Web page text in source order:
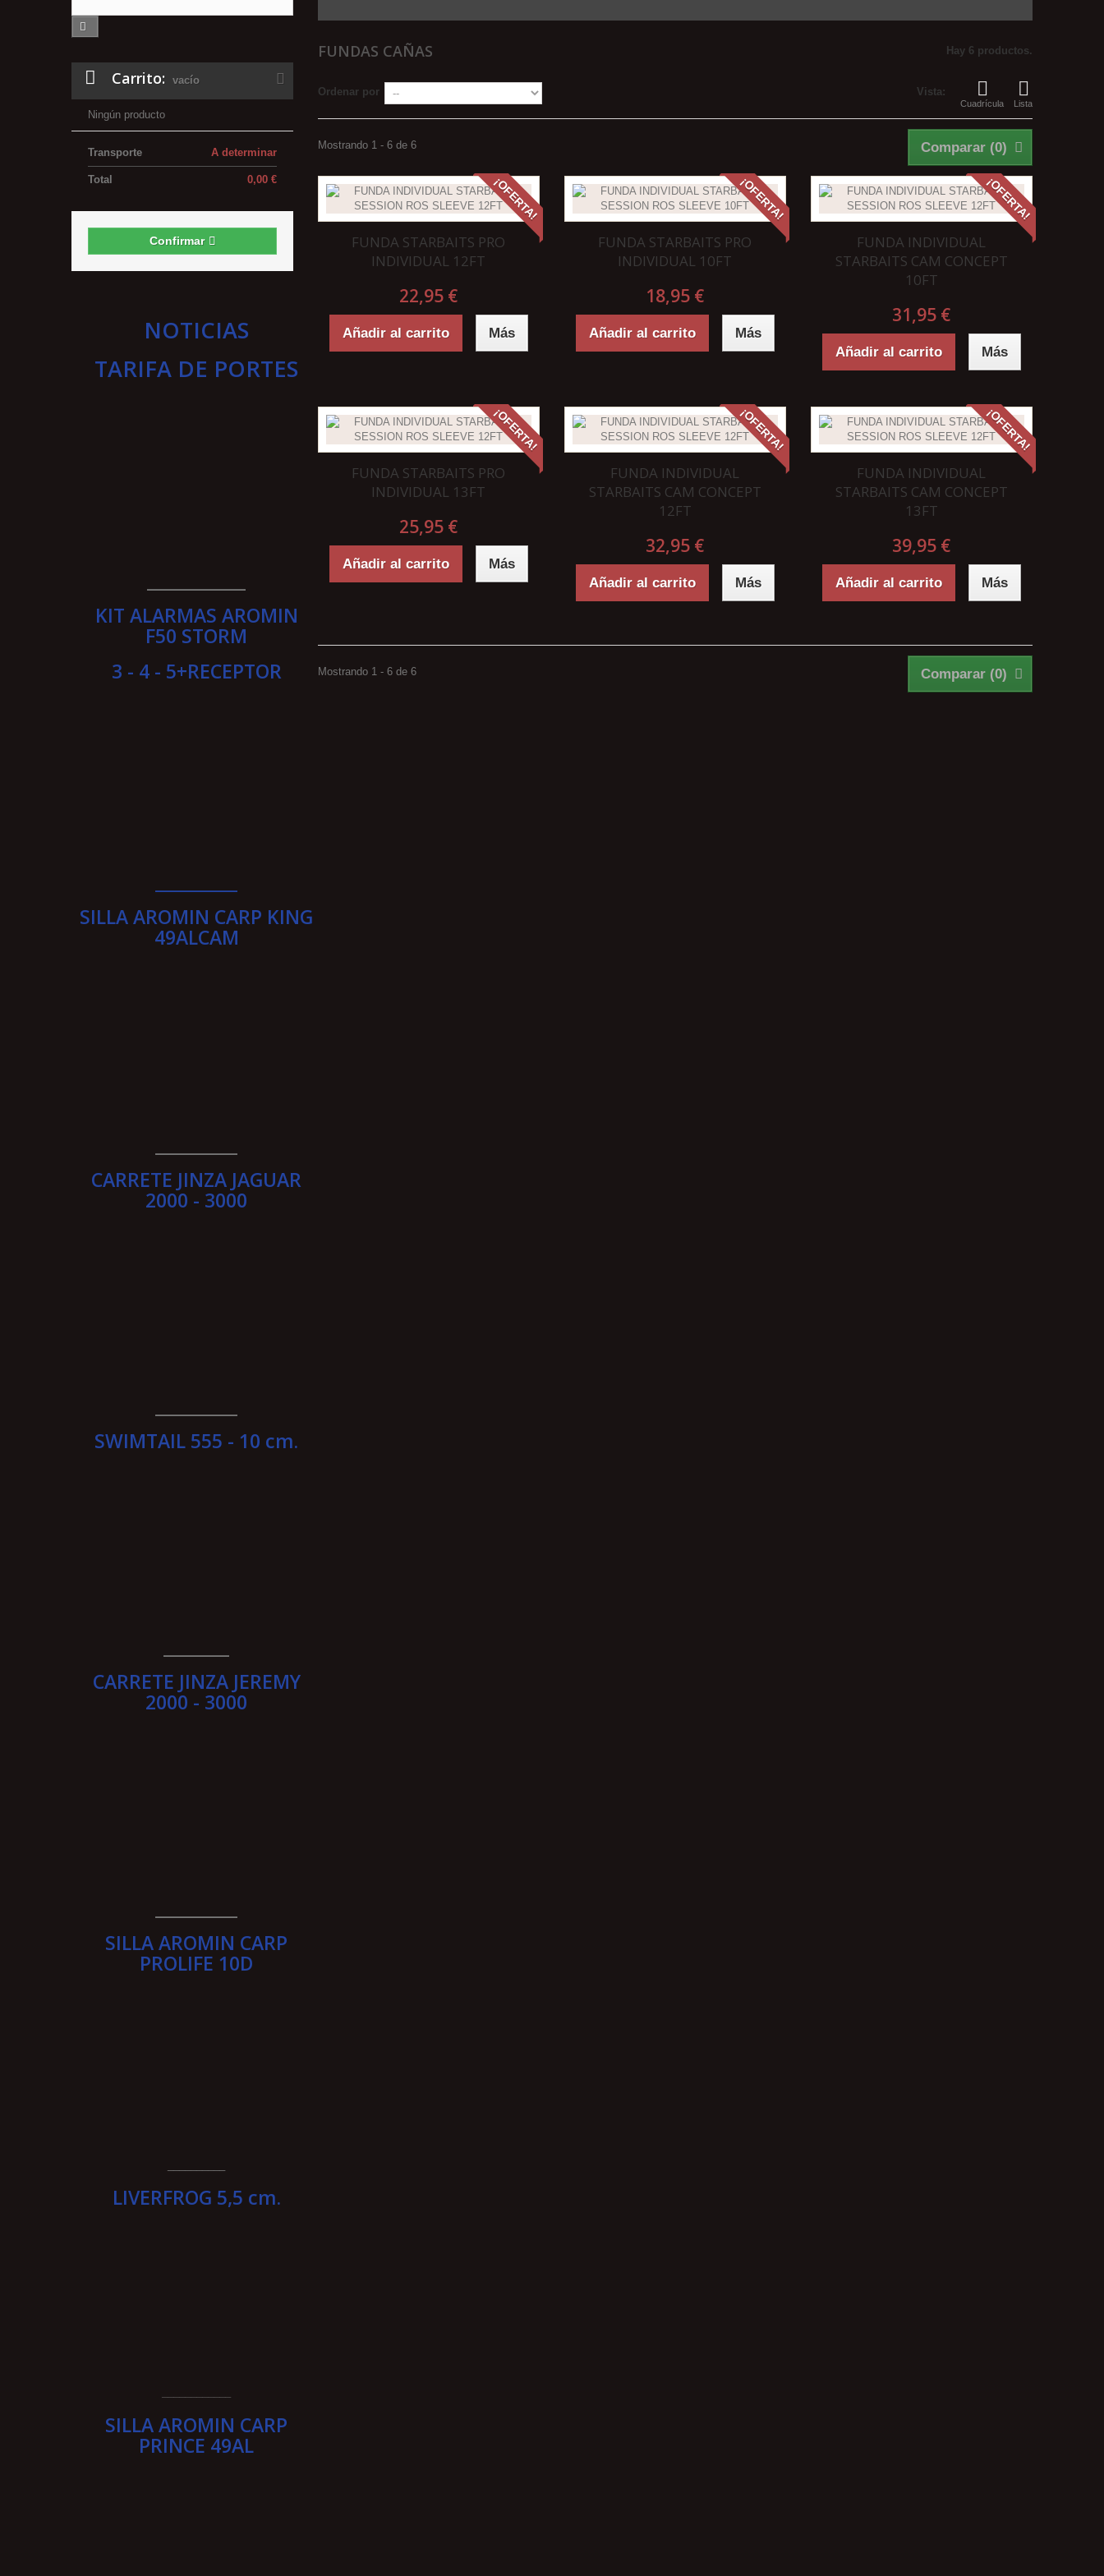
Carrito: vacío
Ningún producto
A determinar
Transporte
0,00 €
Total
Confirmar
NOTICIAS
TARIFA DE PORTES
KIT ALARMAS AROMIN
F50 STORM
3 - 4 - 5+RECEPTOR
SILLA AROMIN CARP KING
49ALCAM
CARRETE JINZA JAGUAR
2000 - 3000
SWIMTAIL 555 - 10 cm.
CARRETE JINZA JEREMY
2000 - 3000
SILLA AROMIN CARP
PROLIFE 10D
LIVERFROG 5,5 cm.
SILLA AROMIN CARP
PRINCE 49AL
FUNDAS CAÑAS Hay 6 productos.
Vista:
Cuadrícula Lista
Ordenar por
Comparar (0)
Mostrando 1 - 6 de 6
¡OFERTA!
FUNDA STARBAITS PRO
INDIVIDUAL 12FT
22,95 €
Añadir al carrito Más
¡OFERTA!
FUNDA STARBAITS PRO
INDIVIDUAL 10FT
18,95 €
Añadir al carrito Más
¡OFERTA!
FUNDA INDIVIDUAL
STARBAITS CAM CONCEPT
10FT
31,95 €
Añadir al carrito Más
¡OFERTA!
FUNDA STARBAITS PRO
INDIVIDUAL 13FT
25,95 €
Añadir al carrito Más
¡OFERTA!
FUNDA INDIVIDUAL
STARBAITS CAM CONCEPT
12FT
32,95 €
Añadir al carrito Más
¡OFERTA!
FUNDA INDIVIDUAL
STARBAITS CAM CONCEPT
13FT
39,95 €
Añadir al carrito Más
Comparar (0)
Mostrando 1 - 6 de 6